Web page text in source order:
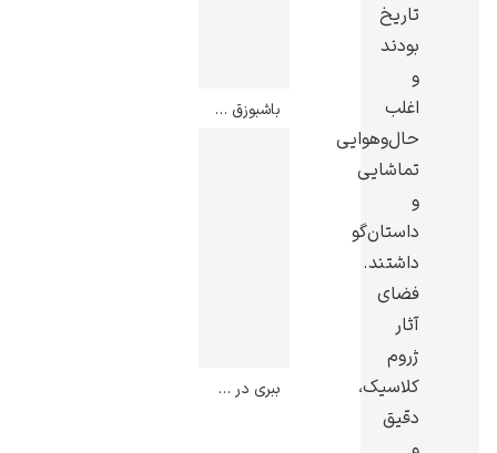
پرفروش‌ترین
تابلوها
تاریخ
بودند
و
اغلب
حال‌وهوایی
تماشایی
و
داستان‌گو
داشتند.
فضای
آثار
ژروم
کلاسیک،
دقیق
باشبوزق سیاه – ژان لئون ژروم
ببری در حال نظاره – ژان لئون ژروم